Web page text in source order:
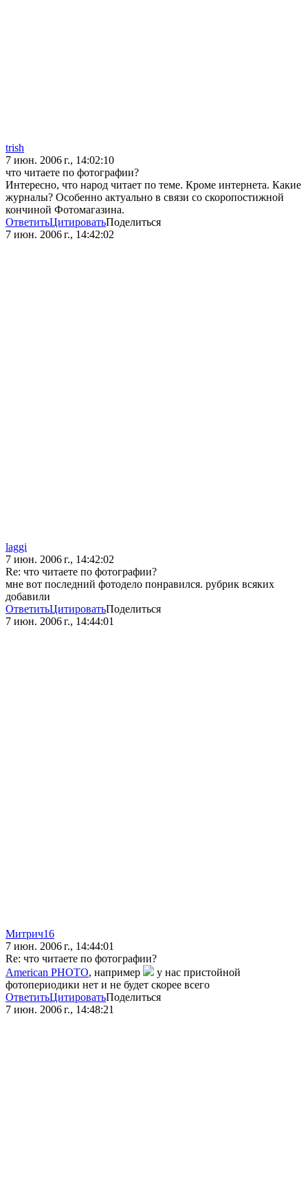
trish
7 июн. 2006 г., 14:02:10
что читаете по фотографии?
Интересно, что народ читает по теме. Кроме интернета. Какие
журналы? Особенно актуально в связи со скоропостижной
кончиной Фотомагазина.
ОтветитьЦитироватьПоделиться
7 июн. 2006 г., 14:42:02
laggi
7 июн. 2006 г., 14:42:02
Re: что читаете по фотографии?
мне вот последний фотодело понравился. рубрик всяких
добавили
ОтветитьЦитироватьПоделиться
7 июн. 2006 г., 14:44:01
Митрич16
7 июн. 2006 г., 14:44:01
Re: что читаете по фотографии?
American PHOTO, например
у нас пристойной
фотопериодики нет и не будет скорее всего
ОтветитьЦитироватьПоделиться
7 июн. 2006 г., 14:48:21